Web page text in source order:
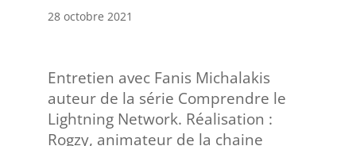
28 octobre 2021
Entretien avec Fanis Michalakis
auteur de la série Comprendre le
Lightning Network. Réalisation :
Rogzy, animateur de la chaine